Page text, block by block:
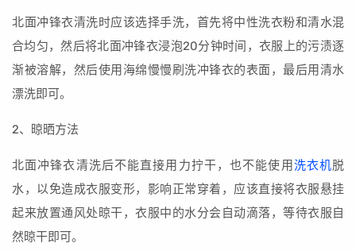
北面冲锋衣清洗时应该选择手洗，首先将中性洗衣粉和清水混
合均匀，然后将北面冲锋衣浸泡20分钟时间，衣服上的污渍逐
渐被溶解，然后使用海绵慢慢刷洗冲锋衣的表面，最后用清水
漂洗即可。
2、晾晒方法
北面冲锋衣清洗后不能直接用力拧干，也不能使用洗衣机脱
水，以免造成衣服变形，影响正常穿着，应该直接将衣服悬挂
起来放置通风处晾干，衣服中的水分会自动滴落，等待衣服自
然晾干即可。